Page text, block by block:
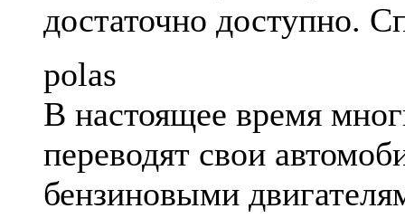
достаточно доступно.
polas
В настоящее время
переводят свои
бензиновыми